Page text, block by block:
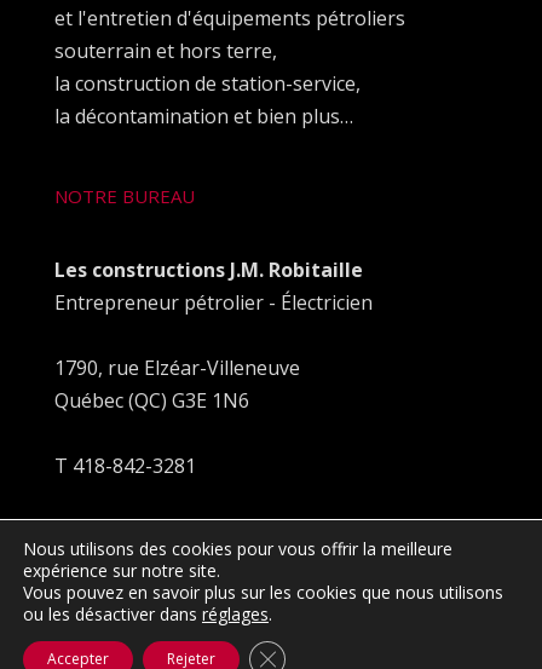
et l'entretien d'équipements pétroliers
souterrain et hors terre,
la construction de station-service,
la décontamination et bien plus…
NOTRE BUREAU
Les constructions J.M. Robitaille
Entrepreneur pétrolier - Électricien
1790, rue Elzéar-Villeneuve
Québec (QC) G3E 1N6
T 418-842-3281
Nous utilisons des cookies pour vous offrir la meilleure
expérience sur notre site.
Vous pouvez en savoir plus sur les cookies que nous utilisons
ou les désactiver dans réglages.
Accepter Rejeter Fermer la bannière des cookies